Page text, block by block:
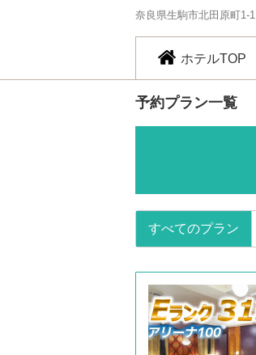
奈良県生駒市北田原町1-1
ホテルTOP
予約プラン一覧
すべてのプラン